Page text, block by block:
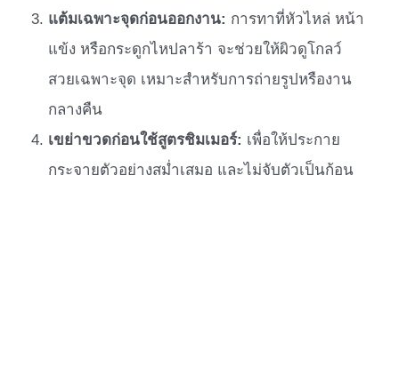
แต้มเฉพาะจุดก่อนออกงาน: การทาที่หัวไหล่ หน้า
แข้ง หรือกระดูกไหปลาร้า จะช่วยให้ผิวดูโกลว์
สวยเฉพาะจุด เหมาะสำหรับการถ่ายรูปหรืองาน
กลางคืน
เขย่าขวดก่อนใช้สูตรชิมเมอร์: เพื่อให้ประกาย
กระจายตัวอย่างสม่ำเสมอ และไม่จับตัวเป็นก้อน